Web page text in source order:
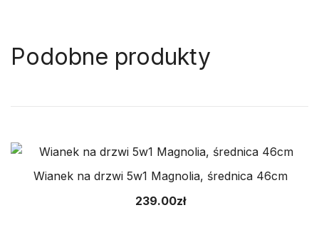
Podobne produkty
Wianek na drzwi 5w1 Magnolia, średnica 46cm
239.00zł